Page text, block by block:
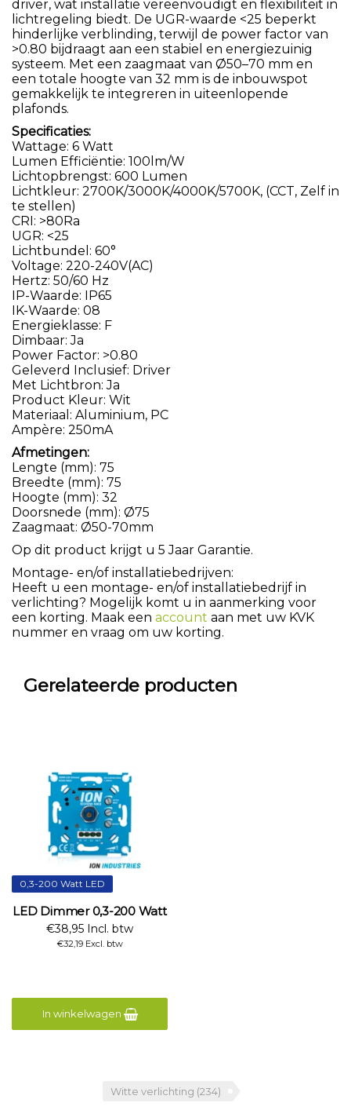
driver, wat installatie vereenvoudigt en flexibiliteit in
lichtregeling biedt. De UGR-waarde <25 beperkt
hinderlijke verblinding, terwijl de power factor van
>0.80 bijdraagt aan een stabiel en energiezuinig
systeem. Met een zaagmaat van Ø50–70 mm en
een totale hoogte van 32 mm is de inbouwspot
gemakkelijk te integreren in uiteenlopende
plafonds.
Specificaties:
Wattage: 6 Watt
Lumen Efficiëntie: 100lm/W
Lichtopbrengst: 600 Lumen
Lichtkleur: 2700K/3000K/4000K/5700K, (CCT, Zelf in
te stellen)
CRI: >80Ra
UGR: <25
Lichtbundel: 60°
Voltage: 220-240V(AC)
Hertz: 50/60 Hz
IP-Waarde: IP65
IK-Waarde: 08
Energieklasse: F
Dimbaar: Ja
Power Factor: >0.80
Geleverd Inclusief: Driver
Met Lichtbron: Ja
Product Kleur: Wit
Materiaal: Aluminium, PC
Ampère: 250mA
Afmetingen:
Lengte (mm): 75
Breedte (mm): 75
Hoogte (mm): 32
Doorsnede (mm): Ø75
Zaagmaat: Ø50-70mm
Op dit product krijgt u 5 Jaar Garantie.
Montage- en/of installatiebedrijven:
Heeft u een montage- en/of installatiebedrijf in
verlichting? Mogelijk komt u in aanmerking voor
een korting. Maak een account aan met uw KVK
nummer en vraag om uw korting.
Gerelateerde producten
0,3-200 Watt LED
LED Dimmer 0,3-200 Watt
€38,95 Incl. btw
€32,19 Excl. btw
In winkelwagen
Witte verlichting (234)